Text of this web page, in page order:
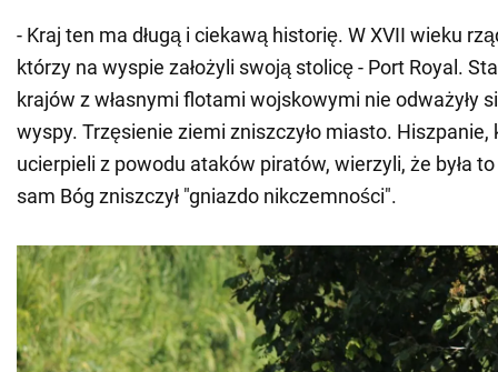
- Kraj ten ma długą i ciekawą historię. W XVII wieku
którzy na wyspie założyli swoją stolicę - Port Royal.
krajów z własnymi flotami wojskowymi nie odważyły
wyspy. Trzęsienie ziemi zniszczyło miasto.
ucierpieli z powodu ataków piratów, wierzyli, że była
sam Bóg zniszczył "gniazdo nikczemności".